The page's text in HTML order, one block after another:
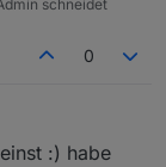
schneidet
0
:) habe